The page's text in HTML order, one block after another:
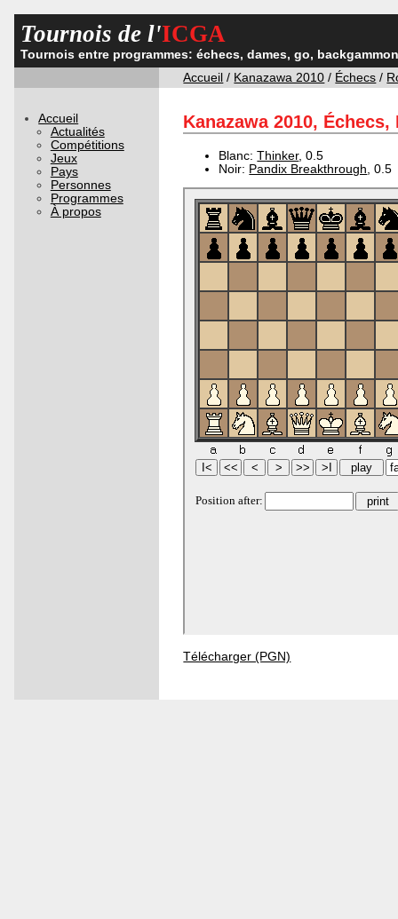
Tournois de l'ICGA
Tournois entre programmes: échecs, dames, go,
Accueil / Kanazawa 2010 / Échecs /
Accueil
Actualités
Compétitions
Jeux
Pays
Personnes
Programmes
À propos
Kanazawa 2010,
Blanc:Thinker, 0.5
Noir: Pandix Breakthrough , 0.5
Télécharger (PGN)